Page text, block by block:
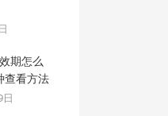
期怎么
查看方法